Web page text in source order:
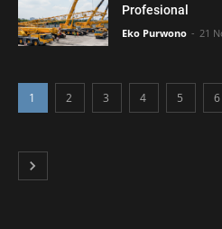
Profesional
Eko Purwono 21
1 2 3 4 5 6